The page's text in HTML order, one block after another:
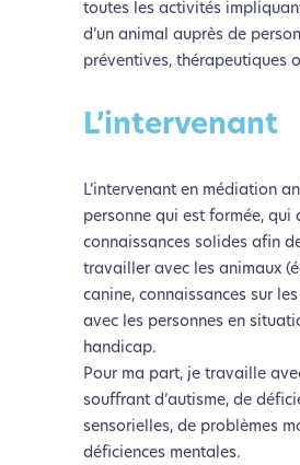
toutes les activités
d’un animal auprès de
préventives, thérapeutiques
L’intervenant
L’intervenant en médiation
personne qui est formée, qui
connaissances solides afin
travailler avec les animaux
canine, connaissances sur
avec les personnes en
handicap.
Pour ma part, je travaille
souffrant d’autisme, de
sensorielles, de problèmes
déficiences mentales.